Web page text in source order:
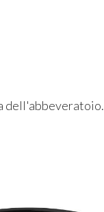
dell'abbeveratoio.